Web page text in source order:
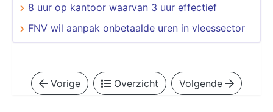
8 uur op kantoor waarvan 3 uur effectief
FNV wil aanpak onbetaalde uren in vleessector
Vorige Overzicht Volgende